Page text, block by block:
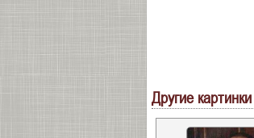
Другие